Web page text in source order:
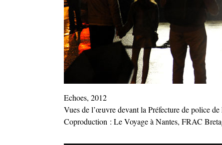
Echoes, 2012
Vues de l’œuvre devant la Préfecture de police
Coproduction : Le Voyage à Nantes, FRAC